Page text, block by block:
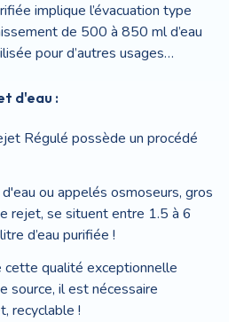
implique l’évacuation type
de 500 à 850 ml d’eau
pour d’autres usages…
d'eau :
Régulé possède un procédé
ou appelés osmoseurs, gros
rejet, se situent entre 1.5 à 6
d’eau purifiée !
cette qualité exceptionnelle
source, il est nécessaire
recyclable !